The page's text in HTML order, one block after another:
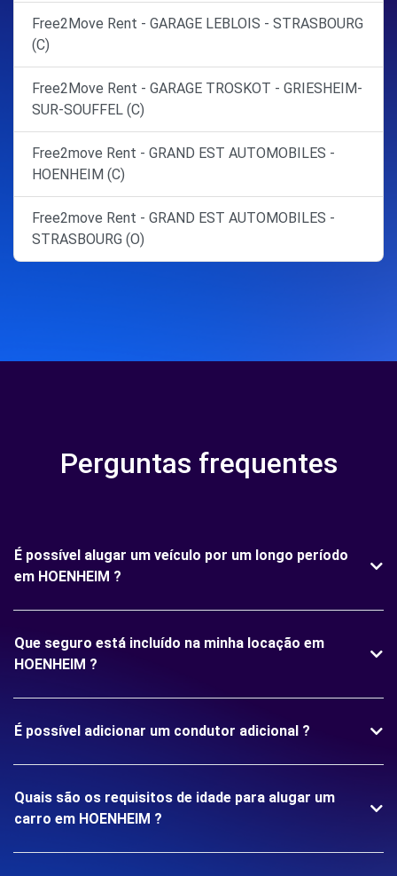
Free2Move Rent - GARAGE LEBLOIS - STRASBOURG
(C)
Free2Move Rent - GARAGE TROSKOT - GRIESHEIM-
SUR-SOUFFEL (C)
Free2move Rent - GRAND EST AUTOMOBILES -
HOENHEIM (C)
Free2move Rent - GRAND EST AUTOMOBILES -
STRASBOURG (O)
Perguntas frequentes
É possível alugar um veículo por um longo período
em HOENHEIM ?
Que seguro está incluído na minha locação em
HOENHEIM ?
É possível adicionar um condutor adicional ?
Quais são os requisitos de idade para alugar um
carro em HOENHEIM ?